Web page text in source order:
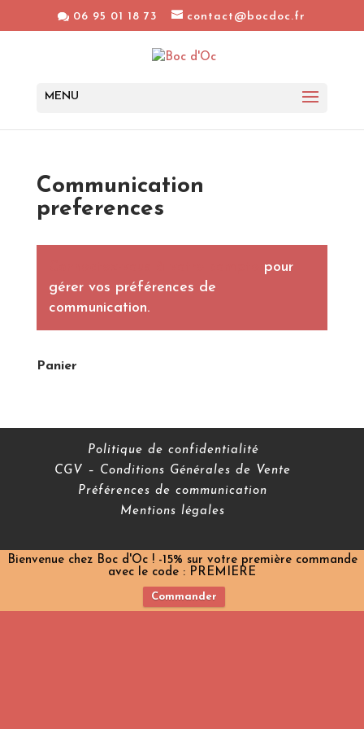
06 95 01 18 73 contact@bocdoc.fr
Communication
preferences
pour
gérer vos préférences de
communication.
Panier
Politique de confidentialité
CGV – Conditions Générales de Vente
Préférences de communication
Mentions légales
Bienvenue chez Boc d'Oc ! -15% sur votre première commande
avec le code : PREMIERE
Commander